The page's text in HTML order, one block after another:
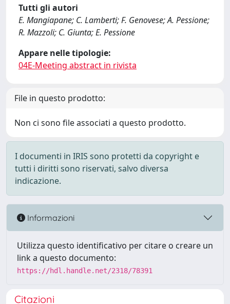
Tutti gli autori
E. Mangiapane; C. Lamberti; F. Genovese; A. Pessione;
R. Mazzoli; C. Giunta; E. Pessione
Appare nelle tipologie:
04E-Meeting abstract in rivista
File in questo prodotto:
Non ci sono file associati a questo prodotto.
I documenti in IRIS sono protetti da copyright e
tutti i diritti sono riservati, salvo diversa
indicazione.
Informazioni
Utilizza questo identificativo per citare o creare un
link a questo documento:
https://hdl.handle.net/2318/78391
Citazioni